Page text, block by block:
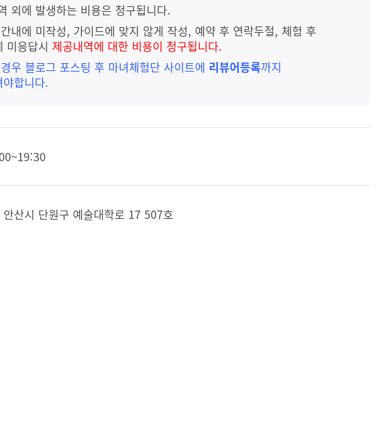
외에 발생하는 비용은 청구됩니다.
내에 미작성, 가이드에 맞지 않게 작성, 예약 후 연락두절, 체험 후
미응답시 제공내역에 대한 비용이 청구됩니다.
우 블로그 포스팅 후 마녀체험단 사이트에 리뷰어등록까지
합니다.
안산시 단원구 예술대학로 17 507호